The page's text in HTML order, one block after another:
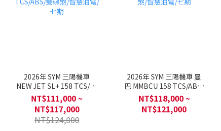
2026年 SYM 三陽機車
NEW JET SL+ 158 TCS/C-
TCS/ABS/雙碟煞/智慧油
電/七期
NT$111,000 ~
NT$117,000
NT$124,000
2026年 SYM 三陽機車 曼
巴 MMBCU 158 TCS/ABS/
雙碟煞/智慧油電/七期
NT$118,000 ~
NT$121,000